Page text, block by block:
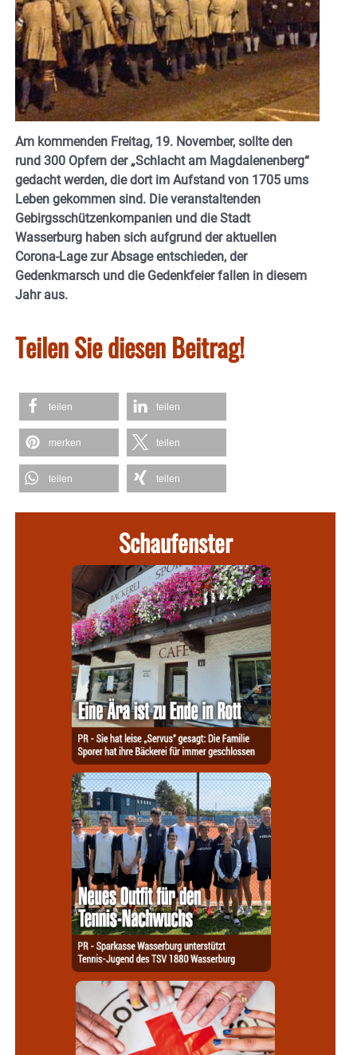
Am kommenden Freitag, 19. November, sollte den
rund 300 Opfern der „Schlacht am Magdalenenberg“
gedacht werden, die dort im Aufstand von 1705 ums
Leben gekommen sind. Die veranstaltenden
Gebirgsschützenkompanien und die Stadt
Wasserburg haben sich aufgrund der aktuellen
Corona-Lage zur Absage entschieden, der
Gedenkmarsch und die Gedenkfeier fallen in diesem
Jahr aus.
Teilen Sie diesen Beitrag!
teilen teilen
merken teilen
teilen teilen
Schaufenster